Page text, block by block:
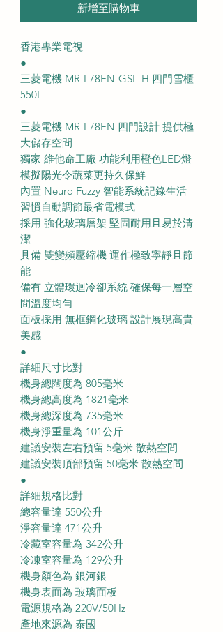
新增至購物車
香港專業電視
●
三菱電機 MR-L78EN-GSL-H 四門雪櫃
550L
●
三菱電機 MR-L78EN 四門設計 提供極
大儲存空間
獨家 維他命工廠 功能利用橙色LED燈
模擬陽光令蔬菜更持久保鮮
內置 Neuro Fuzzy 智能系統記錄生活
習慣自動調節最省電模式
採用 強化玻璃層架 堅固耐用且易於清
潔
具備 雙變頻壓縮機 運作極致寧靜且節
能
備有 立體環迴冷卻系統 確保每一層空
間溫度均勻
面板採用 無框鋼化玻璃 設計展現高貴
美感
●
詳細尺寸比對
機身總闊度為 805毫米
機身總高度為 1821毫米
機身總深度為 735毫米
機身淨重量為 101公斤
建議安裝左右預留 5毫米 散熱空間
建議安裝頂部預留 50毫米 散熱空間
●
詳細規格比對
總容量達 550公升
淨容量達 471公升
冷藏室容量為 342公升
冷凍室容量為 129公升
機身顏色為 銀河銀
機身表面為 玻璃面板
電源規格為 220V/50Hz
產地來源為 泰國